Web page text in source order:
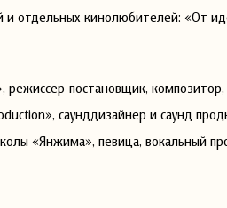
и отдельных кинолюбителей: «От
постановщик, композитор,
саунддизайнер и саунд
«Янжима», певица, вокальный